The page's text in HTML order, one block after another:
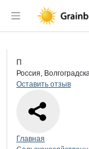
Раздел
Страница компании
Краткая
П
Россия,
Оставить отзыв
Навигация
Главная